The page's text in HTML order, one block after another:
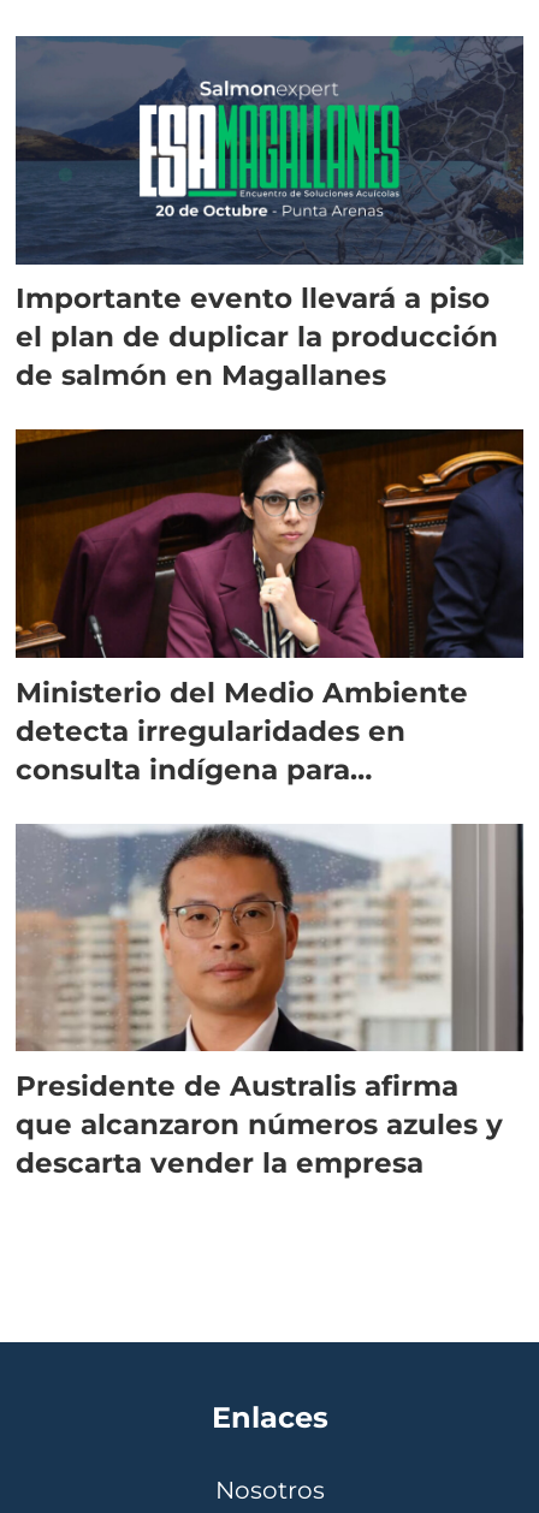
Importante evento llevará a piso
el plan de duplicar la producción
de salmón en Magallanes
Ministerio del Medio Ambiente
detecta irregularidades en
consulta indígena para
Presidente de Australis afirma
que alcanzaron números azules y
descarta vender la empresa
Enlaces
Nosotros